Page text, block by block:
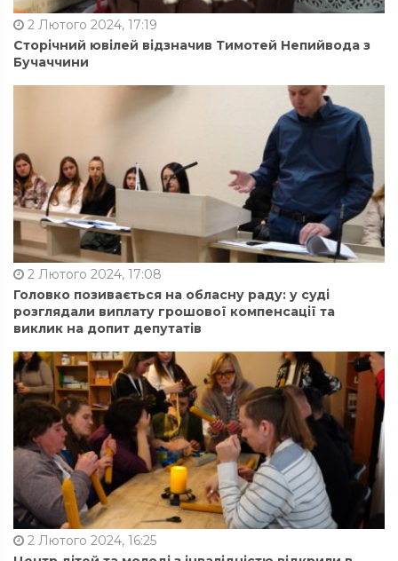
2 Лютого 2024, 17:19
Сторічний ювілей відзначив Тимотей Непийвода з
Бучаччини
2 Лютого 2024, 17:08
Головко позивається на обласну раду: у суді
розглядали виплату грошової компенсації та
виклик на допит депутатів
2 Лютого 2024, 16:25